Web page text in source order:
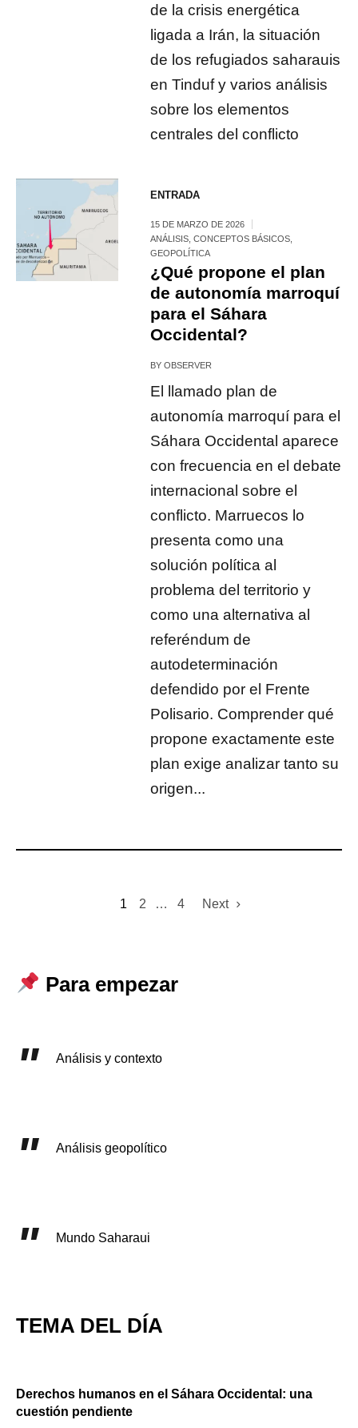
de la crisis energética
ligada a Irán, la situación
de los refugiados saharauis
en Tinduf y varios análisis
sobre los elementos
centrales del conflicto
ENTRADA
15 DE MARZO DE 2026
ANÁLISIS ,CONCEPTOS BÁSICOS
GEOPOLÍTICA
¿Qué propone el plan
de autonomía marroquí
para el Sáhara
Occidental?
BYOBSERVER
El llamado plan de
autonomía marroquí para el
Sáhara Occidental aparece
con frecuencia en el debate
internacional sobre el
conflicto. Marruecos lo
presenta como una
solución política al
problema del territorio y
como una alternativa al
referéndum de
autodeterminación
defendido por el Frente
Polisario. Comprender qué
propone exactamente este
plan exige analizar tanto su
origen...
1 2 … 4 Next
Para empezar
Análisis y contexto
Análisis geopolítico
Mundo Saharaui
TEMA DEL DÍA
Derechos humanos en el Sáhara Occidental: una
cuestión pendiente